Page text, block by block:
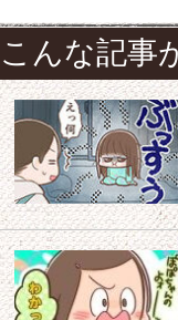
こんな記事